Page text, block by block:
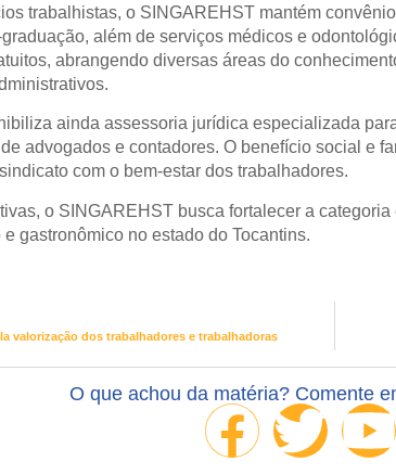
trabalhistas, o SINGAREHST mantém
além de serviços médicos e
abrangendo diversas áreas do
ainda assessoria jurídica especializada
advogados e contadores. O benefício social e
com o bem-estar dos trabalhadores.
o SINGAREHST busca fortalecer a
gastronômico no estado do Tocantins.
valorização dos trabalhadores e trabalhadoras
O que achou da matéria? Comente